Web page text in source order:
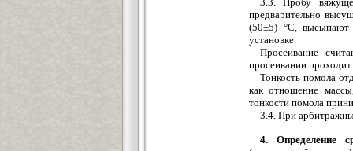
предварительно
(50±5) °С, высыпают
установке.
Просеивание
просеивании
Тонкость помола
как отношение
тонкости помола
3.4. При
4. Определение